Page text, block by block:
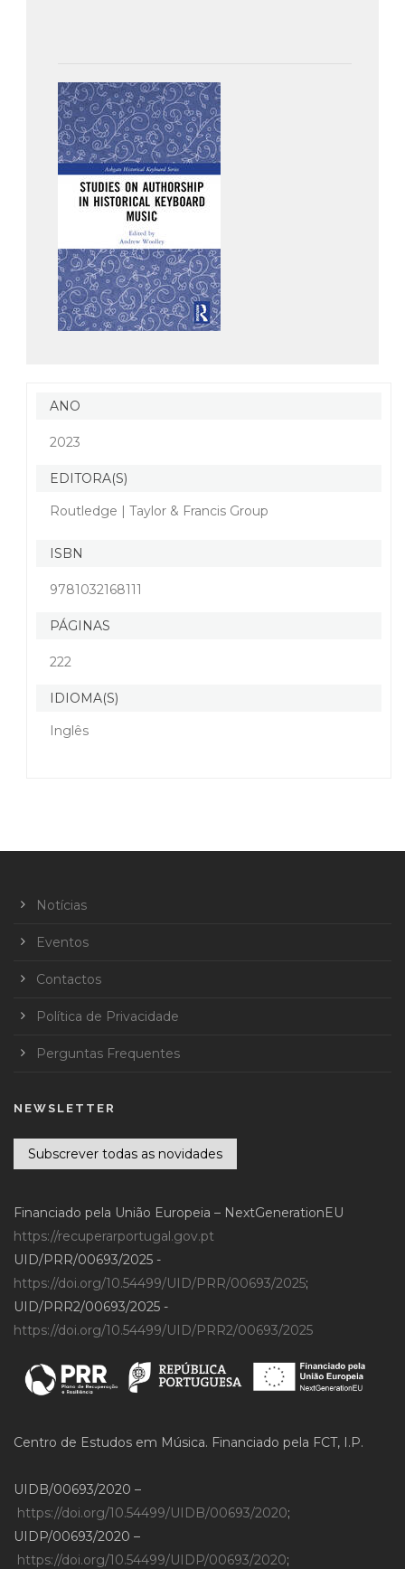
ANO
2023
EDITORA(S)
Routledge | Taylor & Francis Group
ISBN
9781032168111
PÁGINAS
222
IDIOMA(S)
Inglês
Notícias
Eventos
Contactos
Política de Privacidade
Perguntas Frequentes
NEWSLETTER
Subscrever todas as novidades
Financiado pela União Europeia – NextGenerationEU
https://recuperarportugal.gov.pt
UID/PRR/00693/2025 -
https://doi.org/10.54499/UID/PRR/00693/2025;
UID/PRR2/00693/2025 -
https://doi.org/10.54499/UID/PRR2/00693/2025
Centro de Estudos em Música. Financiado pela FCT, I.P.
UIDB/00693/2020 –
https://doi.org/10.54499/UIDB/00693/2020;
UIDP/00693/2020 –
https://doi.org/10.54499/UIDP/00693/2020;